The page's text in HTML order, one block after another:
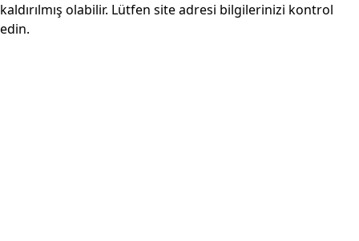
kaldırılmış olabilir. Lütfen site adresi bilgilerinizi kontrol
edin.